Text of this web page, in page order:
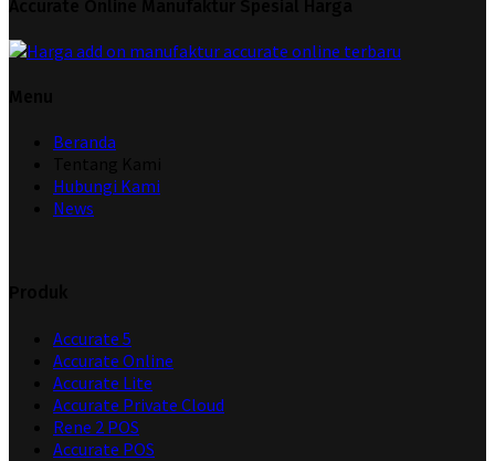
Beranda
Hubungi Kami
News
Accurate 5
Accurate Online
Accurate Lite
Accurate Private Cloud
Rene 2 POS
Accurate POS